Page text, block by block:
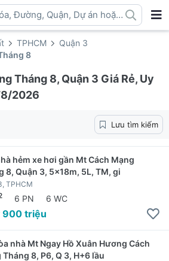
Đường, Quận, Dự án hoặc
...
TPHCM
Quận 3
8
Tháng 8, Quận 3 Giá Rẻ, Uy
2026
Lưu tìm kiếm
hẻm xe hơi gần Mt Cách Mạng
8, Quận 3, 5x18m, 5L, TM, gi
TPHCM
6 PN 6 WC
900 triệu
nhà Mt Ngay Hồ Xuân Hương Cách
Tháng 8, P6, Q 3, H+6 lầu